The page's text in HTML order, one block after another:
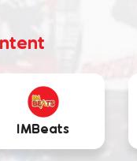
IMBeats